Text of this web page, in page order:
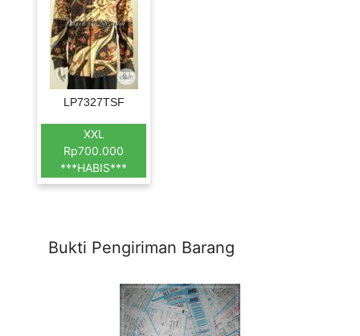
LP7327TSF
XXL
Rp700.000
***HABIS***
Bukti Pengiriman Barang